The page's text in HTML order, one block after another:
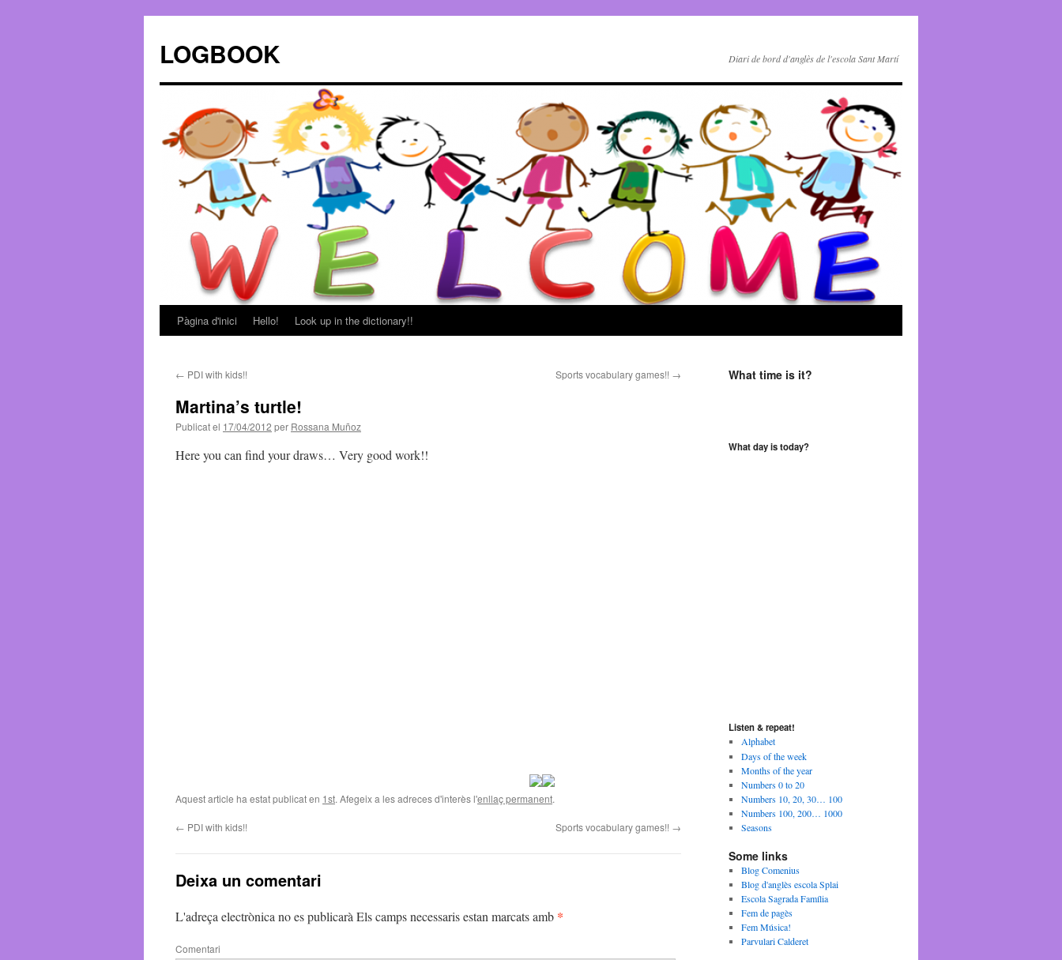
LOGBOOK Diari de bord d'anglès de l'escola Sant Martí
Vés
contingut
Pàgina d'inici Hello! Look up in the dictionary!!
← PDI with kids!! Sports vocabulary games!! →
Martina’s turtle!
Publicat el 17/04/2012 per Rossana Muñoz
Here you can find your draws… Very good work!!
Aquest article ha estat publicat en 1st. Afegeix a les adreces d'interès l'enllaç permanent.
← PDI with kids!! Sports vocabulary games!! →
Deixa un comentari
L'adreça electrònica no es publicarà Els camps necessaris estan marcats amb *
Comentari
What time is it?
What day is today?
Listen & repeat!
Alphabet
Days of the week
Months of the year
Numbers 0 to 20
Numbers 10, 20, 30… 100
Numbers 100, 200… 1000
Seasons
Some links
Blog Comenius
Blog d'anglès escola Splai
Escola Sagrada Família
Fem de pagès
Fem Música!
Parvulari Calderet